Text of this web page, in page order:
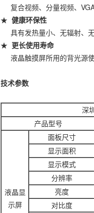
复合视频、分量视频、
★健康环保性
具有发热量小、无辐射、无
★ 更长使用寿命
液晶触摸屏所用的背光源使
技术参数
深
产品型号
液晶显
示屏
面板尺寸
显示面积
显示模式
分辨率
亮度
对比度